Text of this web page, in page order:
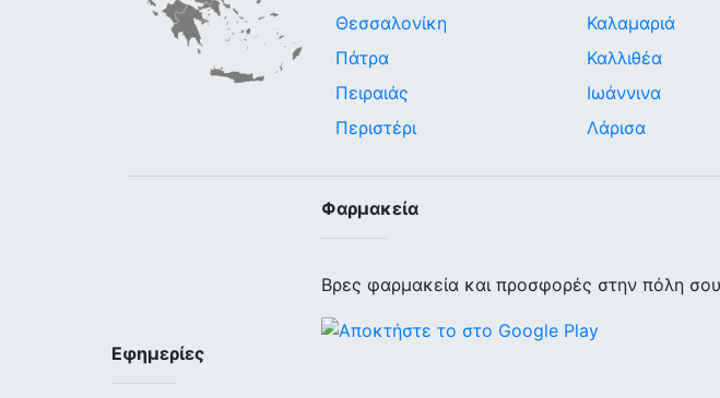
Θεσσαλονίκη
Πάτρα
Πειραιάς
Περιστέρι
Καλαμαριά
Καλλιθέα
Ιωάννινα
Λάρισα
Φαρμακεία
Βρες φαρμακεία και προσφορές στην πόλη
Εφημερίες